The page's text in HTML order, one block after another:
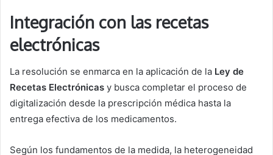
Integración con las recetas
electrónicas
La resolución se enmarca en la aplicación de la Ley de
Recetas Electrónicas y busca completar el proceso de
digitalización desde la prescripción médica hasta la
entrega efectiva de los medicamentos.
Según los fundamentos de la medida, la heterogeneidad